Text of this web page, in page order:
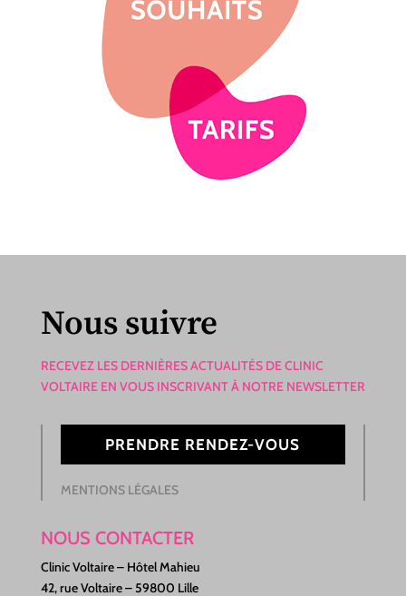
Nous suivre
RECEVEZ LES DERNIÈRES ACTUALITÉS DE CLINIC
VOLTAIRE EN VOUS INSCRIVANT À NOTRE NEWSLETTER
PRENDRE RENDEZ-VOUS
MENTIONS LÉGALES
NOUS CONTACTER
Clinic Voltaire – Hôtel Mahieu
42, rue Voltaire – 59800 Lille